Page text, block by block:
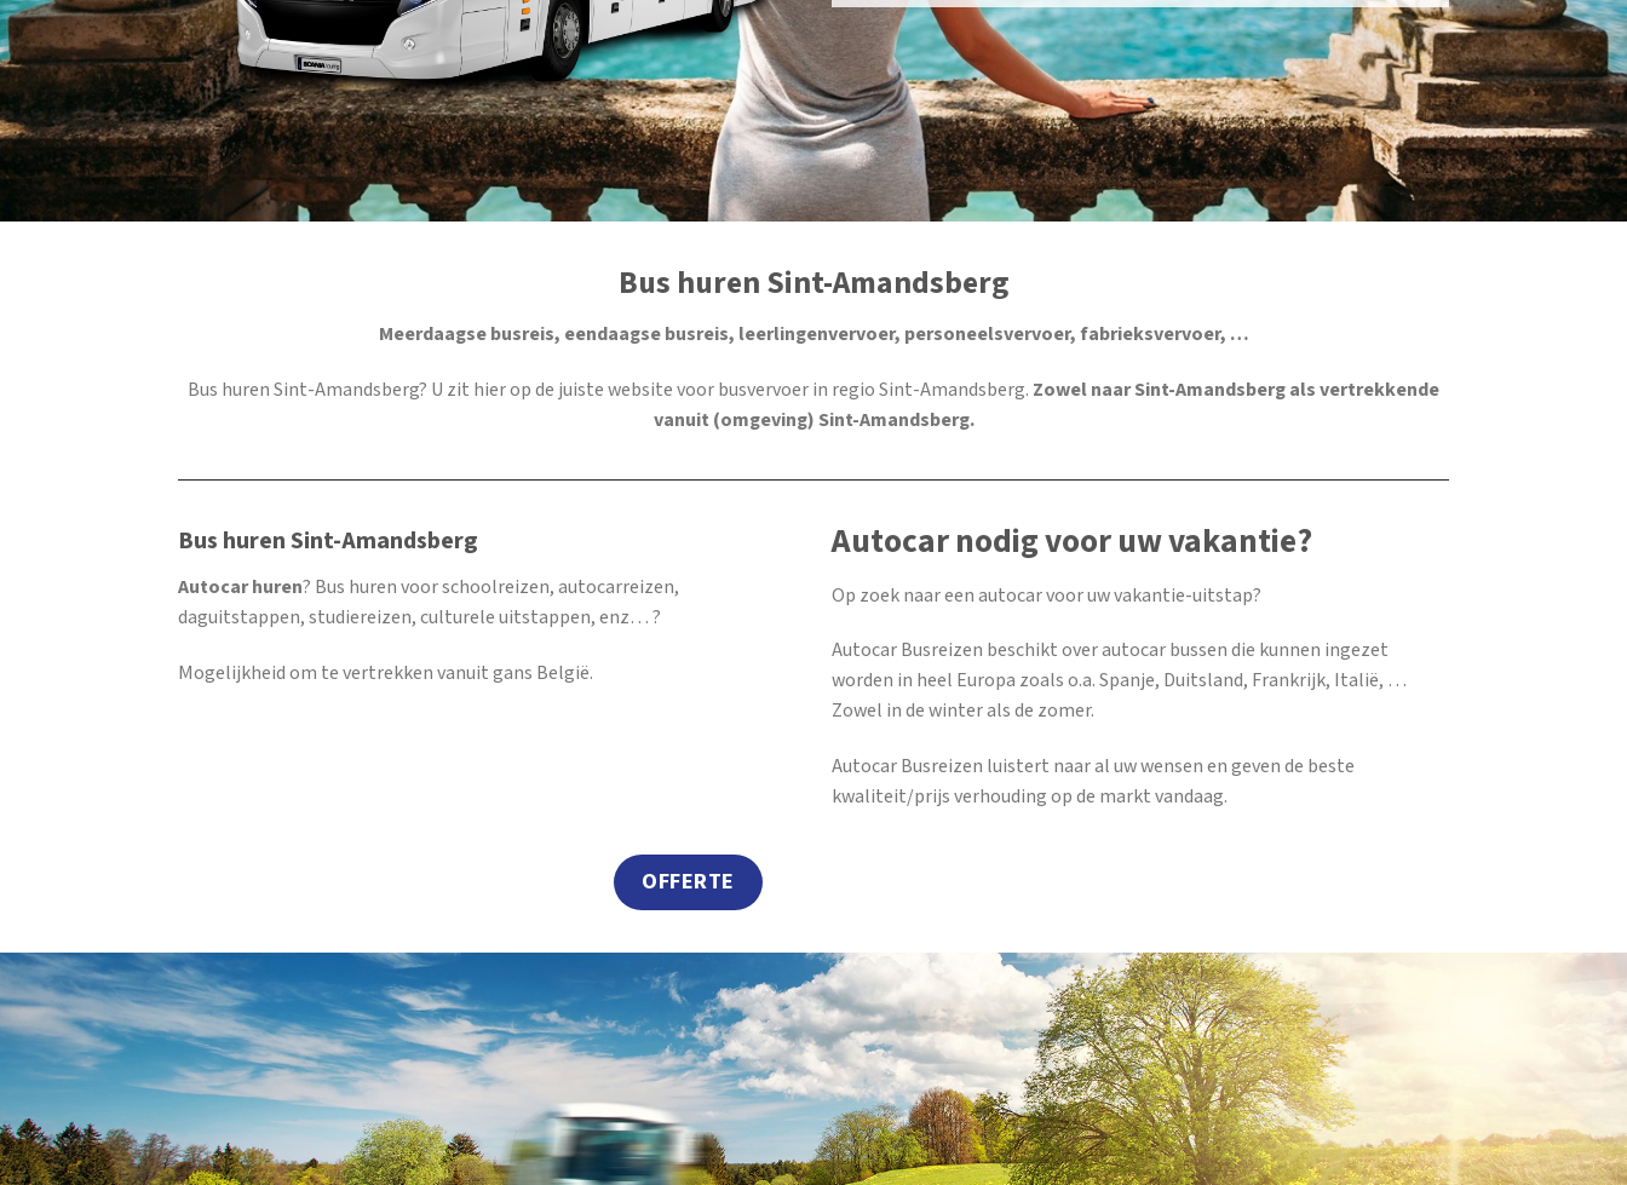
Bus huren Sint-Amandsberg
Meerdaagse busreis, eendaagse busreis, leerlingenvervoer, personeelsvervoer, fabrieksvervoer, …
Bus huren Sint-Amandsberg? U zit hier op de juiste website voor busvervoer in regio Sint-Amandsberg. Zowel naar Sint-Amandsberg als vertrekkende
vanuit (omgeving) Sint-Amandsberg.
Bus huren Sint-Amandsberg
Autocar huren? Bus huren voor schoolreizen, autocarreizen,
daguitstappen, studiereizen, culturele uitstappen, enz… ?
Mogelijkheid om te vertrekken vanuit gans België.
Autocar nodig voor uw vakantie?
Op zoek naar een autocar voor uw vakantie-uitstap?
Autocar Busreizen beschikt over autocar bussen die kunnen ingezet
worden in heel Europa zoals o.a. Spanje, Duitsland, Frankrijk, Italië, …
Zowel in de winter als de zomer.
Autocar Busreizen luistert naar al uw wensen en geven de beste
kwaliteit/prijs verhouding op de markt vandaag.
OFFERTE